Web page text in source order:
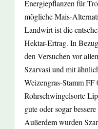
Energiepflanzen für
mögliche Mais-
Landwirt ist die
Hektar-Ertrag. In
den Versuchen vor
Szarvasi und mit
Weizengras-Stamm
Rohrschwingelsorte
gute oder sogar
Außerdem wurden